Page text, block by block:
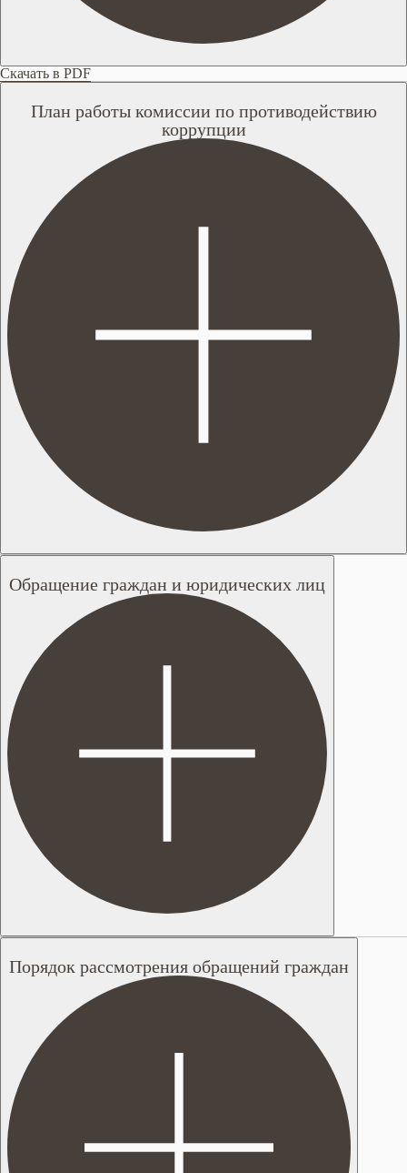
Скачать в PDF
План работы комиссии по противодействию
коррупции
Обращение граждан и юридических лиц
Порядок рассмотрения обращений граждан